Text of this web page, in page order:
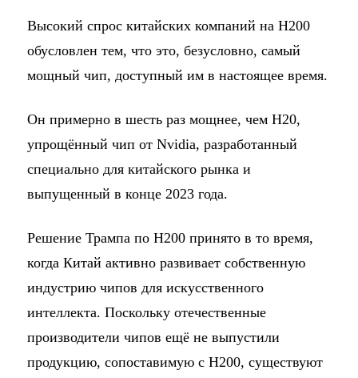
Высокий спрос китайских компаний на H200
обусловлен тем, что это, безусловно, самый
мощный чип, доступный им в настоящее время.
Он примерно в шесть раз мощнее, чем H20,
упрощённый чип от Nvidia, разработанный
специально для китайского рынка и
выпущенный в конце 2023 года.
Решение Трампа по H200 принято в то время,
когда Китай активно развивает собственную
индустрию чипов для искусственного
интеллекта. Поскольку отечественные
производители чипов ещё не выпустили
продукцию, сопоставимую с H200, существуют